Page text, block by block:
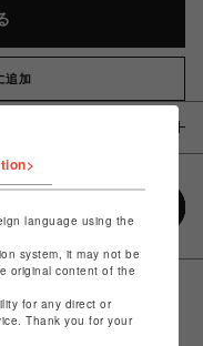
追加
language using the
system, it may not be
original content of the
for any direct or
Thank you for your